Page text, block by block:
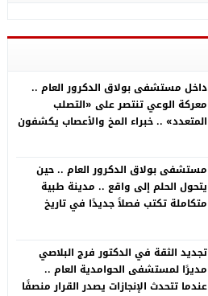
داخل مستشفى بولاق الدكرور العام ..
معركة الوعي تنتصر على «التصلب
المتعدد» .. خبراء المخ والأعصاب يكشفون
مستشفى بولاق الدكرور العام .. حين
يتحول الحلم إلى واقع .. مدينة طبية
متكاملة تكتب فصلاً جديدًا في تاريخ
تجديد الثقة في الدكتور فرج البلاصي
مديرًا لمستشفى الحوامدية العام ..
عندما تتحدث الإنجازات يصدر القرار منصفًا